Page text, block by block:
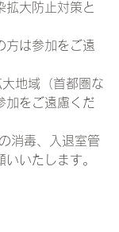
大防止対策と
方は参加をご遠
地域（首都圏な
加をご遠慮くだ
いたします。